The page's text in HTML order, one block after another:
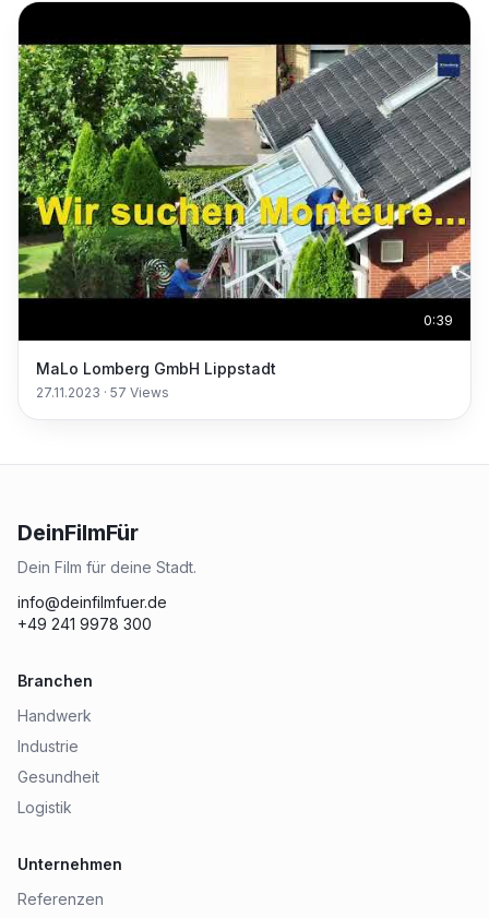
0:39
MaLo Lomberg GmbH Lippstadt
27.11.2023 · 57 Views
DeinFilmFür
Dein Film für deine Stadt.
info@deinfilmfuer.de
+49 241 9978 300
Branchen
Handwerk
Industrie
Gesundheit
Logistik
Unternehmen
Referenzen